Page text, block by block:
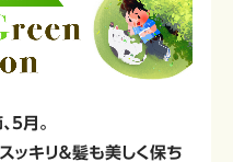
5月。
ッキリ＆髪も美しく保ち